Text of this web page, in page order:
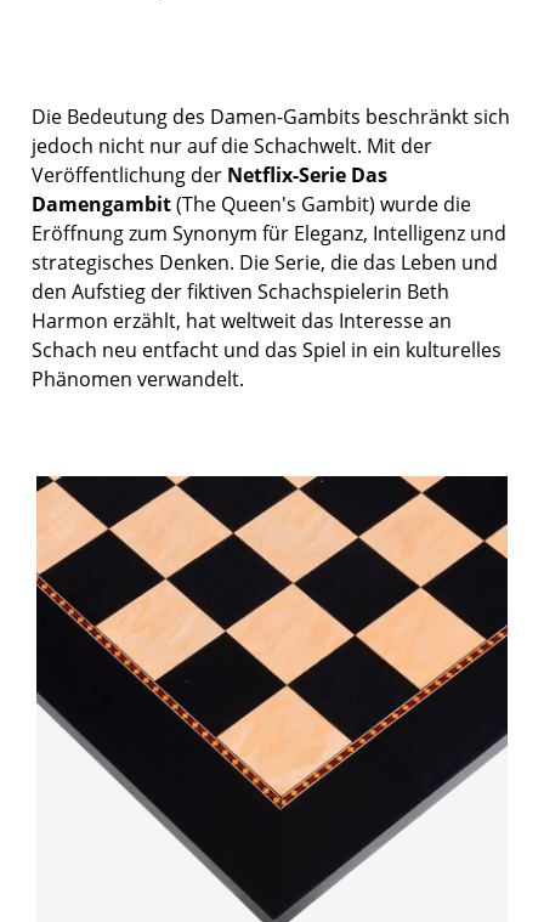
Die Bedeutung des Damen-Gambits beschränkt sich
jedoch nicht nur auf die Schachwelt. Mit der
Veröffentlichung der Netflix-Serie Das
Damengambit(The Queen's Gambit) wurde die
Eröffnung zum Synonym für Eleganz, Intelligenz und
strategisches Denken. Die Serie, die das Leben und
den Aufstieg der fiktiven Schachspielerin Beth
Harmon erzählt, hat weltweit das Interesse an
Schach neu entfacht und das Spiel in ein kulturelles
Phänomen verwandelt.
Bildergalerie überspringen